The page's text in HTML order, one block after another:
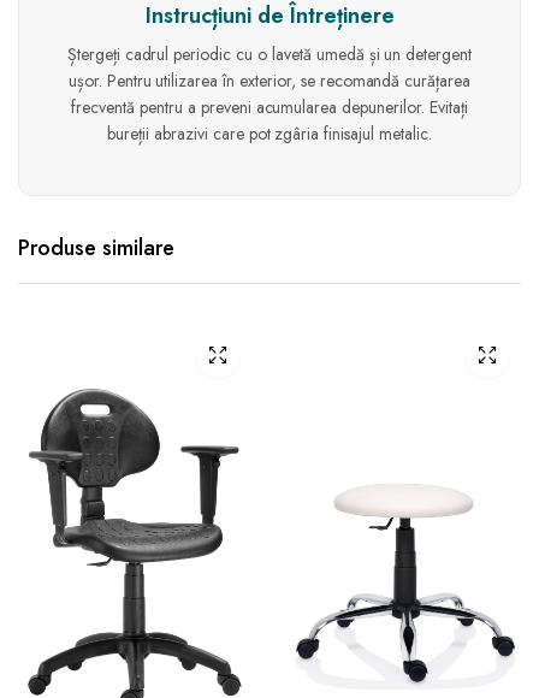
Instrucțiuni de Întreținere
Ștergeți cadrul periodic cu o lavetă umedă și un detergent
ușor. Pentru utilizarea în exterior, se recomandă curățarea
frecventă pentru a preveni acumularea depunerilor. Evitați
bureții abrazivi care pot zgâria finisajul metalic.
Produse similare